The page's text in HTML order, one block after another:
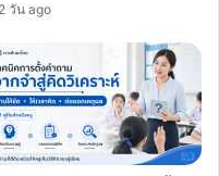
2 วัน ago